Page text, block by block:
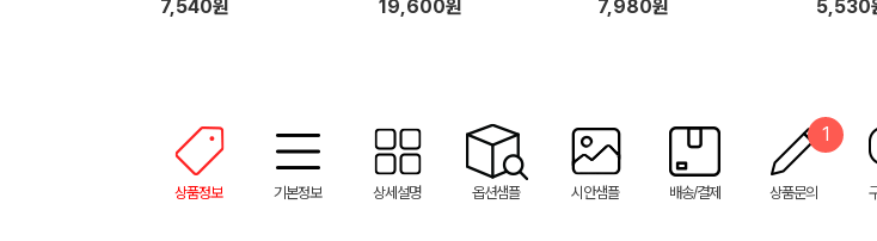
7,540원 19,600원 7,980원 5,530
상품정보 기본정보 상세설명 옵션샘플 시안샘플 배송/결제 상품문의
1